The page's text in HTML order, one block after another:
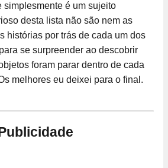
simplesmente é um sujeito
desta lista não são nem as
histórias por trás de cada um dos
se surpreender ao descobrir
foram parar dentro de cada
melhores eu deixei para o final.